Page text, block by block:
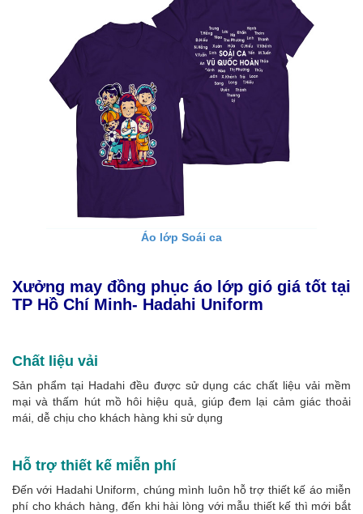
Áo lớp Soái ca
Xưởng may đồng phục áo lớp gió giá tốt tại
TP Hồ Chí Minh- Hadahi Uniform
Chất liệu vải
Sản phẩm tại Hadahi đều được sử dụng các chất liệu vải mềm
mại và thấm hút mồ hôi hiệu quả, giúp đem lại cảm giác thoải
mái, dễ chịu cho khách hàng khi sử dụng
Hỗ trợ thiết kế miễn phí
Đến với Hadahi Uniform, chúng mình luôn hỗ trợ thiết kế áo miễn
phí cho khách hàng, đến khi hài lòng với mẫu thiết kế thì mới bắt